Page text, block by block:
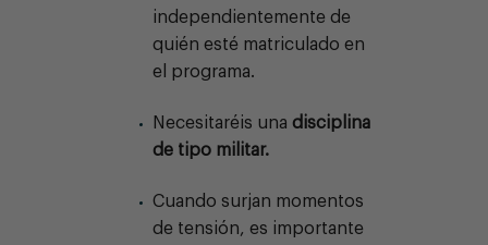
independientemente de
quién esté matriculado en
el programa.
Necesitaréis una disciplina
de tipo militar.
Cuando surjan momentos
de tensión, es importante